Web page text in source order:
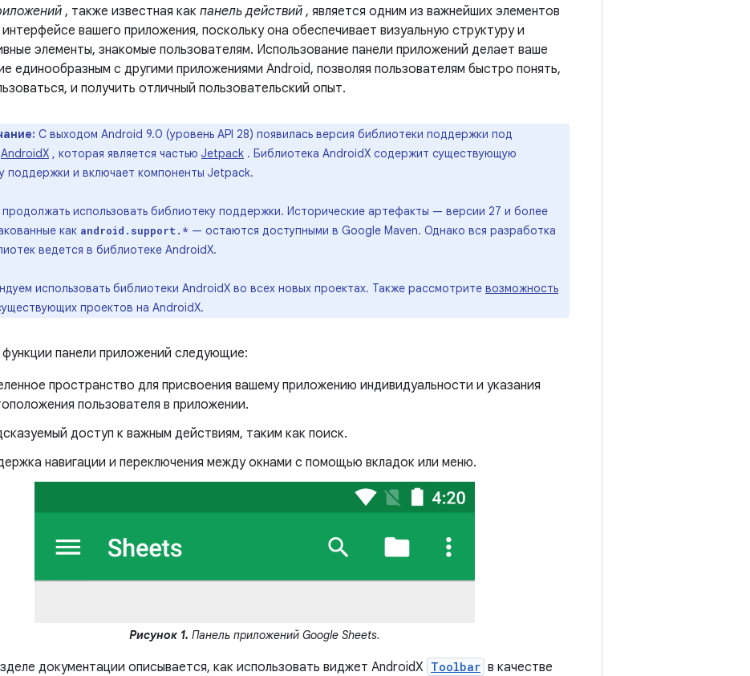
, также известная как панель действий , является одним из важнейших элементов
вашего приложения, поскольку она обеспечивает визуальную структуру и
элементы, знакомые пользователям. Использование панели приложений делает ваше
единообразным с другими приложениями Android, позволяя пользователям быстро понять,
и получить отличный пользовательский опыт.
С выходом Android 9.0 (уровень API 28) появилась версия библиотеки поддержки под
AndroidX , которая является частью Jetpack . Библиотека AndroidX содержит существующую
поддержки и включает компоненты Jetpack.
использовать библиотеку поддержки. Исторические артефакты — версии 27 и более
как android.support.* — остаются доступными в Google Maven. Однако вся разработка
ведется в библиотеке AndroidX.
использовать библиотеки AndroidX во всех новых проектах. Также рассмотрите возможность
проектов на AndroidX.
панели приложений следующие:
пространство для присвоения вашему приложению индивидуальности и указания
пользователя в приложении.
доступ к важным действиям, таким как поиск.
навигации и переключения между окнами с помощью вкладок или меню.
Рисунок 1. Панель приложений Google Sheets.
документации описывается, как использовать виджет AndroidX Toolbar в качестве